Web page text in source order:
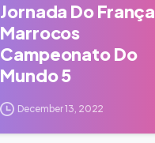
Jornada Do França
Marrocos
Campeonato Do
Mundo 5
December 13, 2022